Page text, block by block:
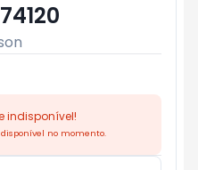
indisponível!
no momento.